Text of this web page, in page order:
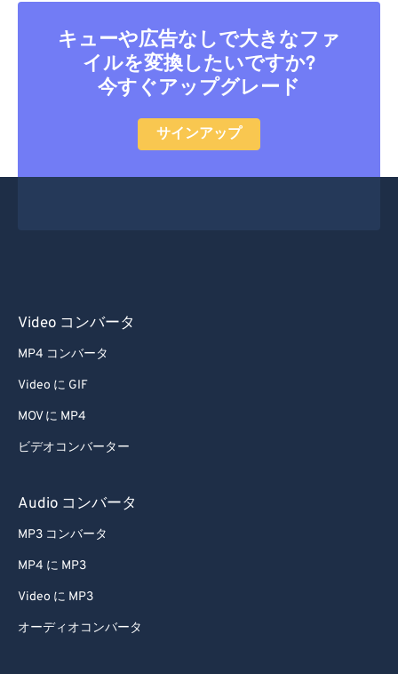
キューや広告なしで大きなファ
イルを変換したいですか?
今すぐアップグレード
サインアップ
Video コンバータ
MP4 コンバータ
Video に GIF
MOV に MP4
ビデオコンバーター
Audio コンバータ
MP3 コンバータ
MP4 に MP3
Video に MP3
オーディオコンバータ